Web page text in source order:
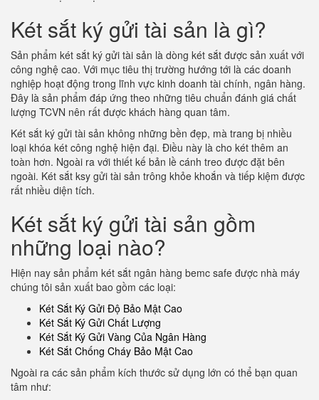
Két sắt ký gửi tài sản là gì?
Sản phẩm két sắt ký gửi tài sản là dòng két sắt được sản xuất với
công nghệ cao. Với mục tiêu thị trường hướng tới là các doanh
nghiệp hoạt động trong lĩnh vực kinh doanh tài chính, ngân hàng.
Đây là sản phẩm đáp ứng theo những tiêu chuẩn đánh giá chất
lượng TCVN nên rất được khách hàng quan tâm.
Két sắt ký gửi tài sản không những bền đẹp, mà trang bị nhiều
loại khóa két công nghệ hiện đại. Điều này là cho két thêm an
toàn hơn. Ngoài ra với thiết kế bản lề cánh treo được đặt bên
ngoài. Két sắt ksy gửi tài sản trông khỏe khoắn và tiếp kiệm được
rất nhiều diện tích.
Két sắt ký gửi tài sản gồm
những loại nào?
Hiện nay sản phẩm két sắt ngân hàng bemc safe được nhà máy
chúng tôi sản xuất bao gồm các loại:
Két Sắt Ký Gửi Độ Bảo Mật Cao
Két Sắt Ký Gửi Chất Lượng
Két Sắt Ký Gửi Vàng Của Ngân Hàng
Két Sắt Chống Cháy Bảo Mật Cao
Ngoài ra các sản phẩm kích thước sử dụng lớn có thể bạn quan
tâm như: